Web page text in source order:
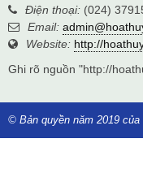
Điện thoại: (024)
Email:
Website: http://
Ghi rõ nguồn "http://
© Bản quyền năm 2019